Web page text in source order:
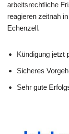
arbeitsrechtliche
reagieren zeitnah
Echenzell.
Kündigung jetzt
Sicheres
Sehr gute